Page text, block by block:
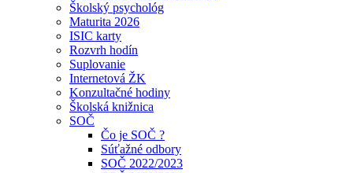
Školský psychológ
Maturita 2026
ISIC karty
Rozvrh hodín
Suplovanie
Internetová ŽK
Konzultačné hodiny
Školská knižnica
SOČ
Čo je SOČ ?
Súťažné odbory
SOČ 2022/2023